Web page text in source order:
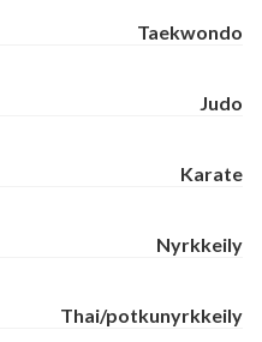
Taekwondo
Judo
Karate
Nyrkkeily
Thai/potkunyrkkeily